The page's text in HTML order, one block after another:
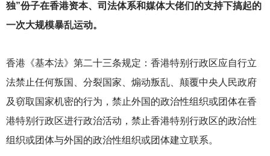
独”份子在香港资本、司法体系和媒体大佬们的支持下搞起的
一次大规模暴乱运动。
香港《基本法》第二十三条规定：香港特别行政区应自行立
法禁止任何叛国、分裂国家、煽动叛乱、颠覆中央人民政府
及窃取国家机密的行为，禁止外国的政治性组织或团体在香
港特别行政区进行政治活动，禁止香港特别行政区的政治性
组织或团体与外国的政治性组织或团体建立联系。